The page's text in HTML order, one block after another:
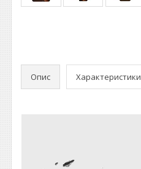
Опис Характеристики